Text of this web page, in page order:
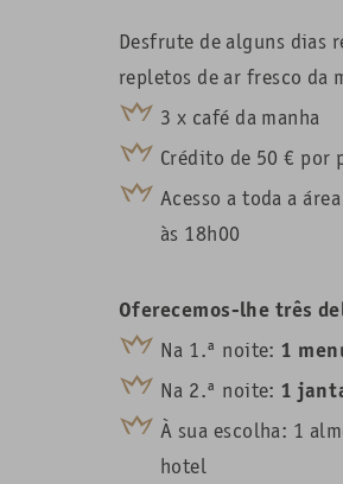
Desfrute de alguns dias
repletos de ar fresco da
3 x café da manha
Crédito de 50 € por
Acesso a toda a
às 18h00
Oferecemos-lhe três
Na 1.ª noite: 1
Na 2.ª noite: 1
À sua escolha: 1
hotel